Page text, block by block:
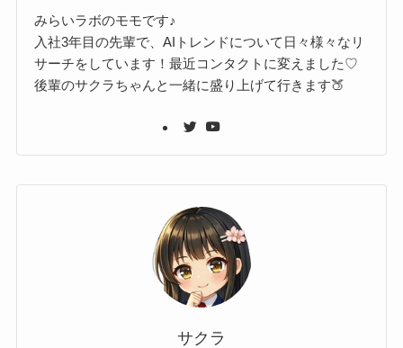
みらいラボのモモです♪
入社3年目の先輩で、AIトレンドについて日々様々なリ
サーチをしています！最近コンタクトに変えました♡
後輩のサクラちゃんと一緒に盛り上げて行きます🍑
サクラ